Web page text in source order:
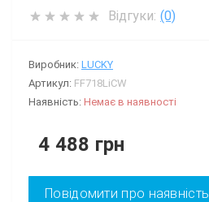
Відгуки: (0)
Виробник: LUCKY
Артикул: FF718LiCW
Наявність: Немає в наявності
4 488 грн
Повідомити про наявність